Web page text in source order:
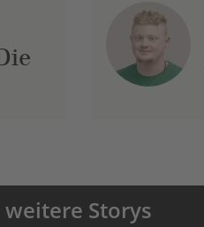
weitere Storys